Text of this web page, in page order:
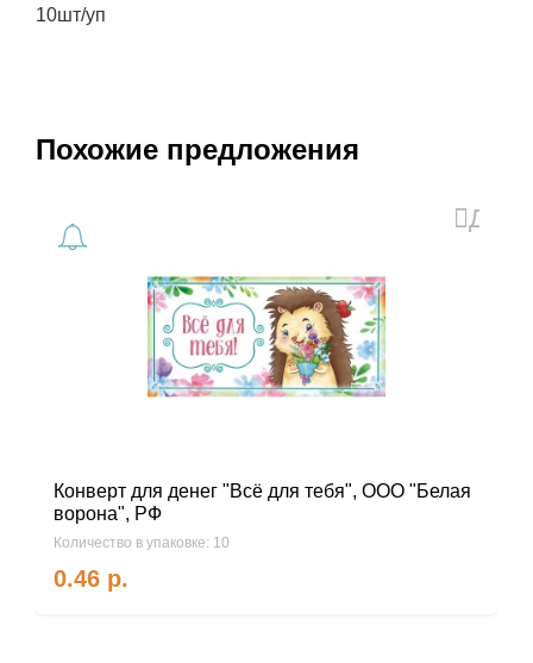
10шт/уп
Похожие предложения
Конверт для денег "Всё для тебя", ООО "Белая
ворона", РФ
Количество в упаковке: 10
0.46 р.